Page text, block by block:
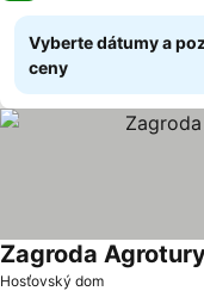
Vyberte dátumy a
ceny
Hosťovský dom
Zagroda